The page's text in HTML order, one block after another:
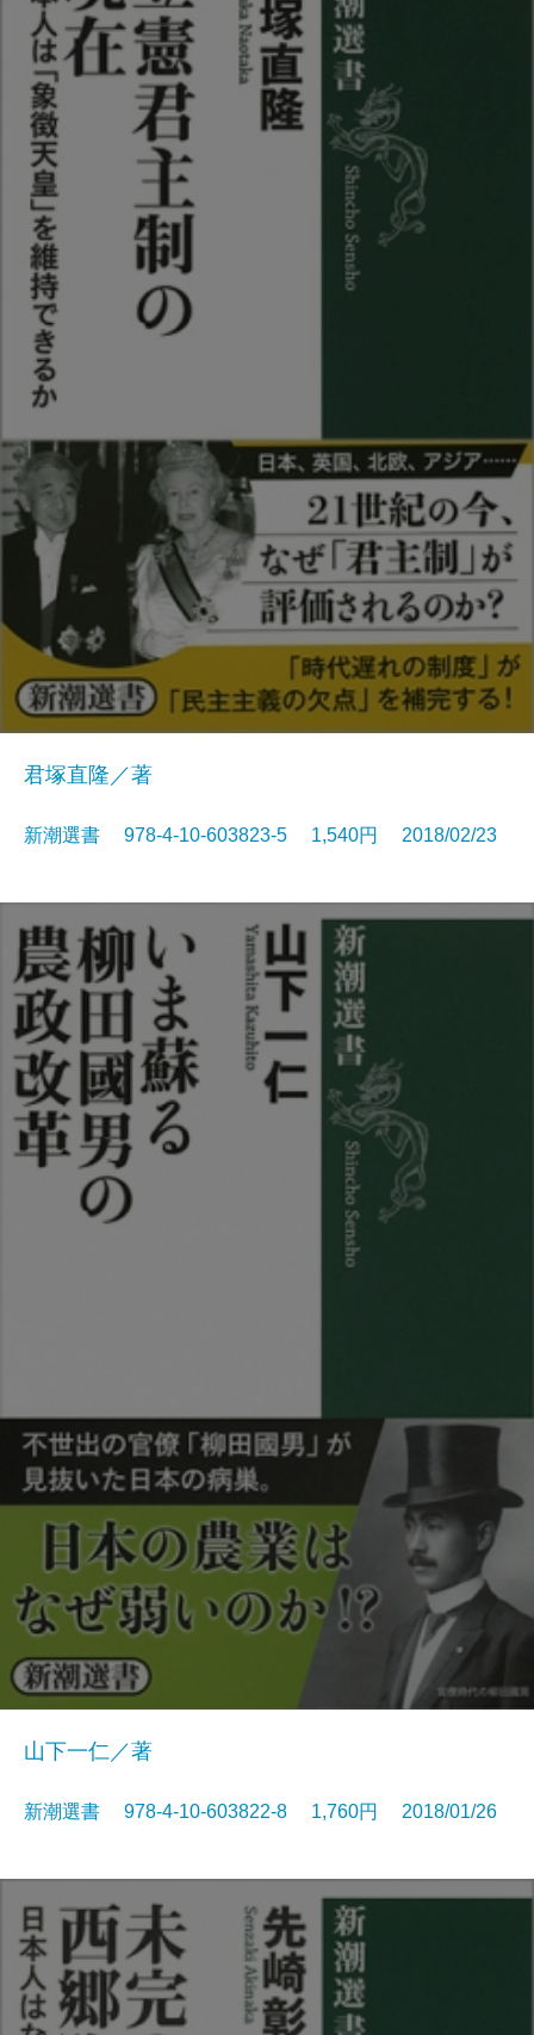
君塚直隆／著
新潮選書 978-4-10-603823-5 1,540円 2018/02/23
山下一仁／著
新潮選書 978-4-10-603822-8 1,760円 2018/01/26